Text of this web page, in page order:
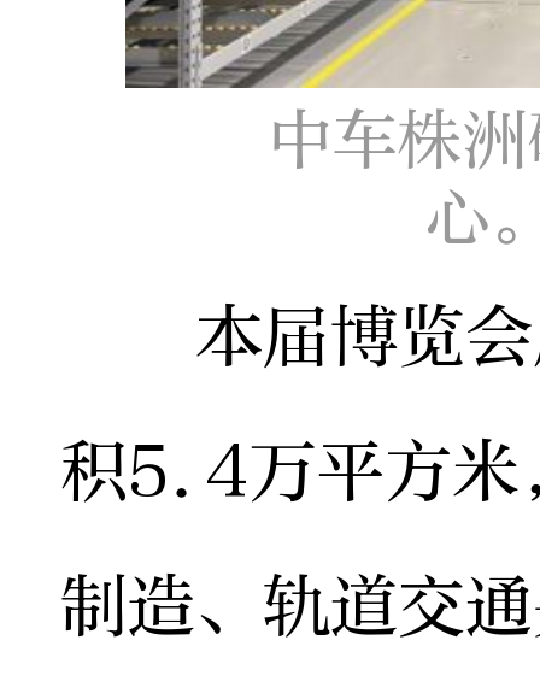
中车株
心
本届博览会
积5.4万平方米
制造、轨道交